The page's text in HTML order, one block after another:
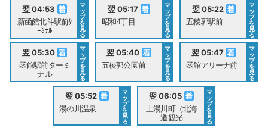
翌 04:53
新函館北斗駅前ﾀ
ｰﾐﾅﾙ
マ
ッ
プ
を
見
る
翌 05:17
昭和4丁目
マ
ッ
プ
を
見
る
翌 05:22
五稜郭駅前
マ
ッ
プ
を
見
る
翌 05:30
函館駅前ターミ
ナル
マ
ッ
プ
を
見
る
翌 05:40
五稜郭公園前
マ
ッ
プ
を
見
る
翌 05:47
函館アリーナ前
マ
ッ
プ
を
見
る
翌 05:52
湯の川温泉
マ
ッ
プ
を
見
る
翌 06:05
上湯川町（北海
道観光
マ
ッ
プ
を
見
る